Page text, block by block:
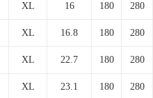
XL 16 180 280
XL 16.8 180 280
XL 22.7 180 280
XL 23.1 180 280